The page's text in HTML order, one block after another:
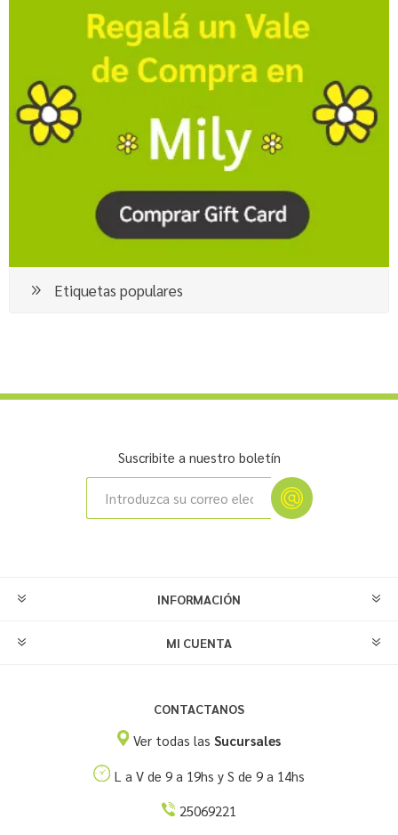
Etiquetas populares
Suscribite a nuestro boletín
INFORMACIÓN
MI CUENTA
CONTACTANOS
Ver todas lasSucursales
L a V de 9 a 19hs y S de 9 a 14hs
25069221